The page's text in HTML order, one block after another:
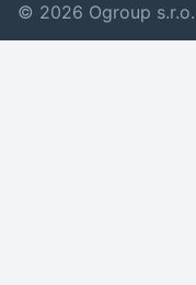
© 2026 Ogroup s.r.o.